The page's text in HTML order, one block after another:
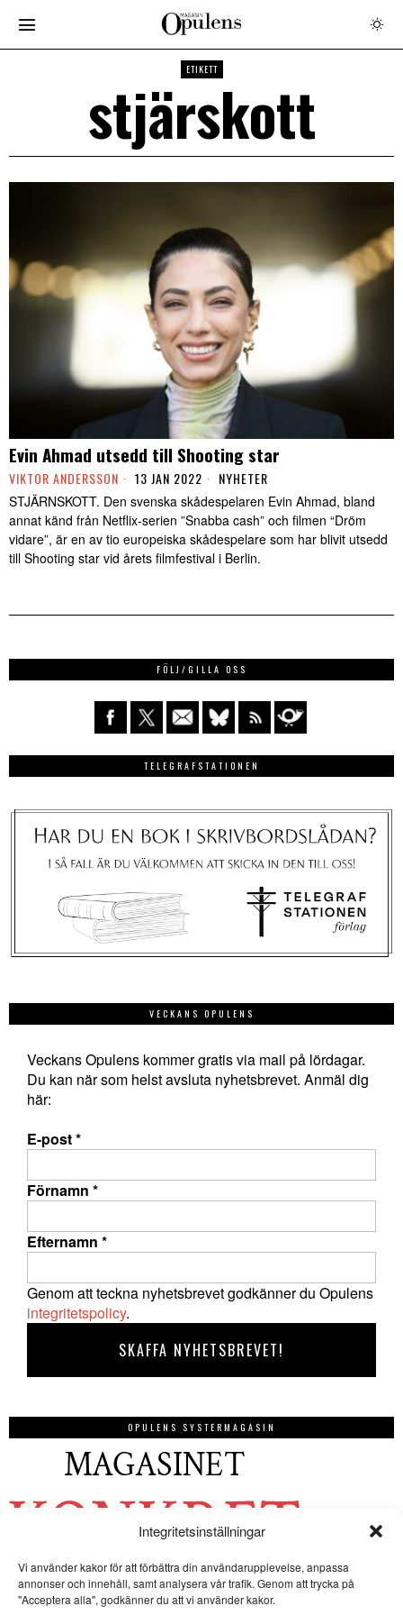
Integritetsinställningar
Vi använder kakor för att förbättra din användarupplevelse, anpassa
annonser och innehåll, samt analysera vår trafik. Genom att trycka på
"Acceptera alla", godkänner du att vi använder kakor.
ETIKETT
stjärskott
Evin Ahmad utsedd till Shooting star
VIKTOR ANDERSSON 13 JAN 2022 NYHETER
STJÄRNSKOTT. Den svenska skådespelaren Evin Ahmad, bland
annat känd från Netflix-serien ”Snabba cash” och filmen “Dröm
vidare”, är en av tio europeiska skådespelare som har blivit utsedd
till Shooting star vid årets filmfestival i Berlin.
FÖLJ/GILLA OSS
TELEGRAFSTATIONEN
VECKANS OPULENS
Veckans Opulens kommer gratis via mail på lördagar.
Du kan när som helst avsluta nyhetsbrevet. Anmäl dig
här:
E-post*
Förnamn *
Efternamn *
Genom att teckna nyhetsbrevet godkänner du Opulens
integritetspolicy.
OPULENS SYSTERMAGASIN